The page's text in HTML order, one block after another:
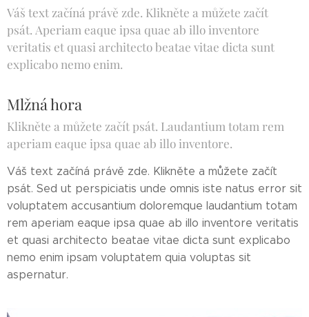
Váš text začíná právě zde. Klikněte a můžete začít
psát. Aperiam eaque ipsa quae ab illo inventore
veritatis et quasi architecto beatae vitae dicta sunt
explicabo nemo enim.
Mlžná hora
Klikněte a můžete začít psát. Laudantium totam rem
aperiam eaque ipsa quae ab illo inventore.
Váš text začíná právě zde. Klikněte a můžete začít
psát. Sed ut perspiciatis unde omnis iste natus error sit
voluptatem accusantium doloremque laudantium totam
rem aperiam eaque ipsa quae ab illo inventore veritatis
et quasi architecto beatae vitae dicta sunt explicabo
nemo enim ipsam voluptatem quia voluptas sit
aspernatur.